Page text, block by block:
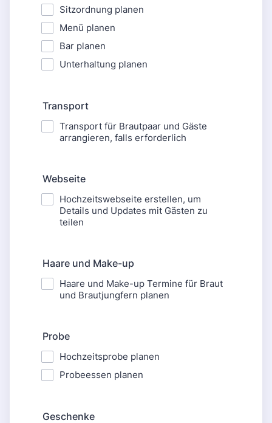
Sitzordnung planen
Menü planen
Bar planen
Unterhaltung planen
Transport
Transport für Brautpaar und Gäste
arrangieren, falls erforderlich
Webseite
Hochzeitswebseite erstellen, um
Details und Updates mit Gästen zu
teilen
Haare und Make-up
Haare und Make-up Termine für Braut
und Brautjungfern planen
Probe
Hochzeitsprobe planen
Probeessen planen
Geschenke